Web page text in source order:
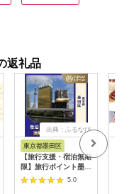
返礼品
出典：ふるなび
東京都墨田区
【旅行支援・宿泊無期
限】旅行ポイント墨田
区ふるなびトラベルポ
5.0